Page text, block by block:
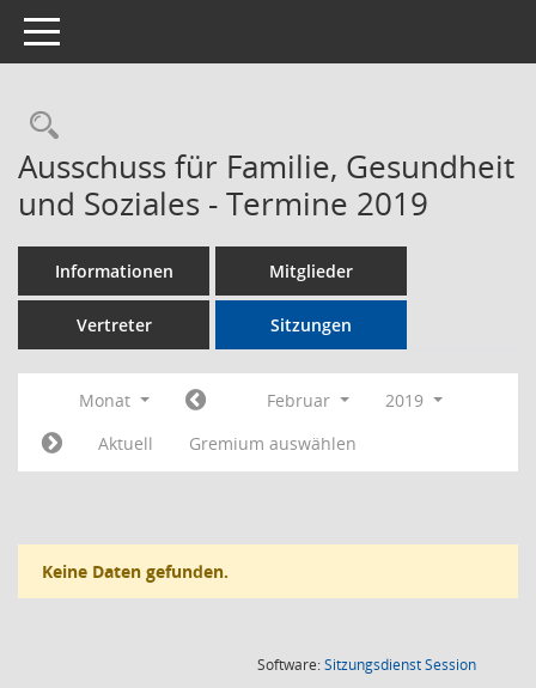
Toggle navigation
Rechercheauswahl
Ausschuss für Familie, Gesundheit
und Soziales - Termine 2019
Informationen Mitglieder
Vertreter Sitzungen
Monat Februar
2019
Aktuell
Gremium auswählen
Keine Daten gefunden.
Software:SitzungsdienstSession(Wird in